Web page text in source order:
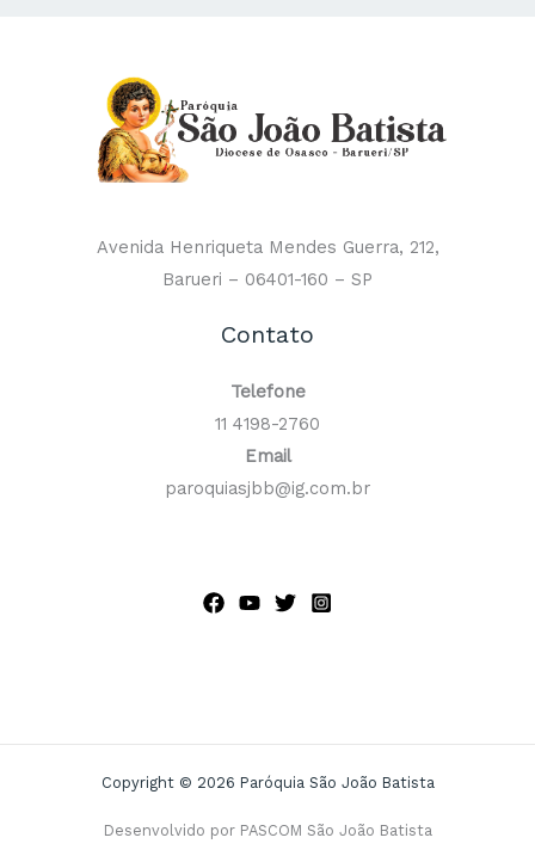
Avenida Henriqueta Mendes Guerra, 212,
Barueri – 06401-160 – SP
Contato
Telefone
11 4198-2760
Email
paroquiasjbb@ig.com.br
Copyright © 2026 Paróquia São João Batista
Desenvolvido por PASCOM São João Batista